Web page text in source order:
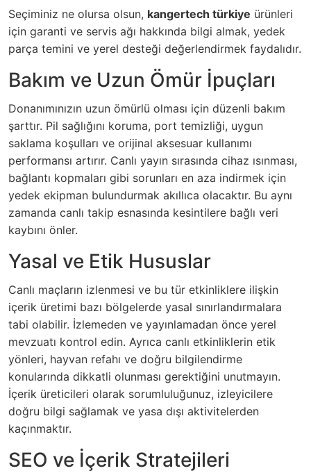
Seçiminiz ne olursa olsun, kangertech türkiye ürünleri
için garanti ve servis ağı hakkında bilgi almak, yedek
parça temini ve yerel desteği değerlendirmek faydalıdır.
Bakım ve Uzun Ömür İpuçları
Donanımınızın uzun ömürlü olması için düzenli bakım
şarttır. Pil sağlığını koruma, port temizliği, uygun
saklama koşulları ve orijinal aksesuar kullanımı
performansı artırır. Canlı yayın sırasında cihaz ısınması,
bağlantı kopmaları gibi sorunları en aza indirmek için
yedek ekipman bulundurmak akıllıca olacaktır. Bu aynı
zamanda canlı takip esnasında kesintilere bağlı veri
kaybını önler.
Yasal ve Etik Hususlar
Canlı maçların izlenmesi ve bu tür etkinliklere ilişkin
içerik üretimi bazı bölgelerde yasal sınırlandırmalara
tabi olabilir. İzlemeden ve yayınlamadan önce yerel
mevzuatı kontrol edin. Ayrıca canlı etkinliklerin etik
yönleri, hayvan refahı ve doğru bilgilendirme
konularında dikkatli olunması gerektiğini unutmayın.
İçerik üreticileri olarak sorumluluğunuz, izleyicilere
doğru bilgi sağlamak ve yasa dışı aktivitelerden
kaçınmaktır.
SEO ve İçerik Stratejileri